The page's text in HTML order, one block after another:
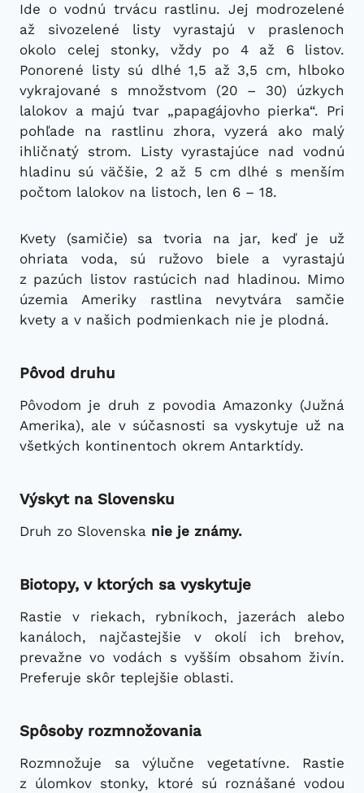
Ide o vodnú trvácu rastlinu. Jej modrozelené
až sivozelené listy vyrastajú v praslenoch
okolo celej stonky, vždy po 4 až 6 listov.
Ponorené listy sú dlhé 1,5 až 3,5 cm, hlboko
vykrajované s množstvom (20 – 30) úzkych
lalokov a majú tvar „papagájovho pierka“. Pri
pohľade na rastlinu zhora, vyzerá ako malý
ihličnatý strom. Listy vyrastajúce nad vodnú
hladinu sú väčšie, 2 až 5 cm dlhé s menším
počtom lalokov na listoch, len 6 – 18.
Kvety (samičie) sa tvoria na jar, keď je už
ohriata voda, sú ružovo biele a vyrastajú
z pazúch listov rastúcich nad hladinou. Mimo
územia Ameriky rastlina nevytvára samčie
kvety a v našich podmienkach nie je plodná.
Pôvod druhu
Pôvodom je druh z povodia Amazonky (Južná
Amerika), ale v súčasnosti sa vyskytuje už na
všetkých kontinentoch okrem Antarktídy.
Výskyt na Slovensku
Druh zo Slovenska nie je známy.
Biotopy, v ktorých sa vyskytuje
Rastie v riekach, rybníkoch, jazerách alebo
kanáloch, najčastejšie v okolí ich brehov,
prevažne vo vodách s vyšším obsahom živín.
Preferuje skôr teplejšie oblasti.
Spôsoby rozmnožovania
Rozmnožuje sa výlučne vegetatívne. Rastie
z úlomkov stonky, ktoré sú roznášané vodou